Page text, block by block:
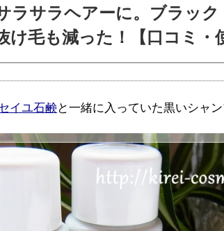
ラサラヘアーに。ブラック
毛も減った！【口コミ・
イユ石鹸と一緒に入っていた黒いシャン